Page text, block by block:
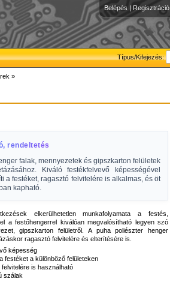
Belépés | Regisztráció
Típus/Kifejezés:
»
rendeltetés
falak, mennyezetek és gipszkarton felületek
Kiváló festékfelvevő képességével
a festéket, ragasztó felvitelére is alkalmas, és öt
kapható.
elkerülhetetlen munkafolyamata a festés,
a festőhengerrel kiválóan megvalósítható legyen szó
gipszkarton felületről. A puha poliészter henger
ragasztó felvitelére és elterítésére is.
képesség
festéket a különböző felületeken
is használható
szálak